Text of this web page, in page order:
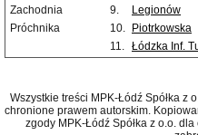
Zachodnia
9. Legionów
Próchnika
10. Piotrkowska
11. Łódzka Inf.
Wszystkie treści MPK-Łódź Spółka z
chronione prawem autorskim.
zgody MPK-Łódź Spółka z o.o.